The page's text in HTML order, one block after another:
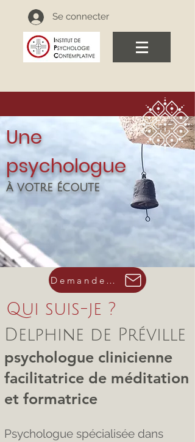
Se connecter
Une
psychologue
à votre écoute
Demande de RDV
Qui suis-je ?
Delphine de Préville
psychologue clinicienne
facilitatrice de méditation
et formatrice
Psychologue spécialisée dans